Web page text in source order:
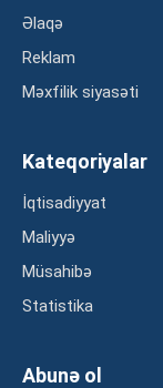
Əlaqə
Reklam
Məxfilik siyasəti
Kateqoriyalar
İqtisadiyyat
Maliyyə
Müsahibə
Statistika
Abunə ol